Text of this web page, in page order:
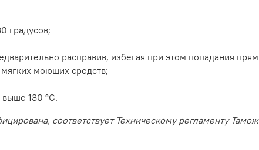
градусов;
расправив, избегая при этом попадания
моющих средств;
выше 130 °С.
соответствует Техническому регламенту